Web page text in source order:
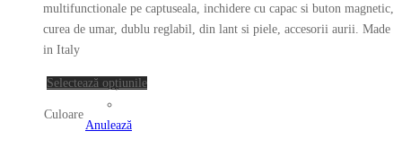
alese
în
multifunctionale pe captuseala, inchidere cu capac si buton magnetic,
curea de umar, dublu reglabil, din lant si piele, accesorii aurii. Made
in Italy
Selectează opțiunileAcest
Culoare
Anulează